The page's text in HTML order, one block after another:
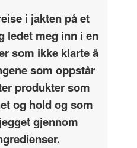
i jakten på et
ledet meg inn i en
som ikke klarte å
som oppstår
produkter som
og hold og som
gjennom